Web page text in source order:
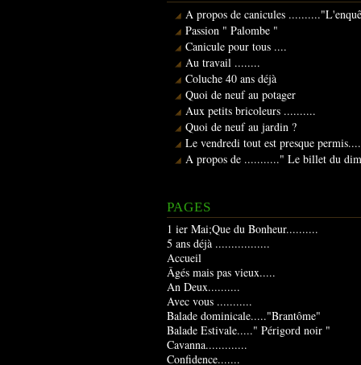
A propos de canicules
Passion " Palombe "
Canicule pour tous ....
Au travail ........
Coluche 40 ans déjà
Quoi de neuf au potager
Aux petits bricoleurs ..........
Quoi de neuf au jardin ?
Le vendredi tout est presque
A propos de ..........." Le billet du
PAGES
1 ier Mai;Que du Bonheur..........
5 ans déjà .................
Accueil
Âgés mais pas vieux.....
An Deux..........
Avec vous ...........
Balade dominicale....."Brantôme"
Balade Estivale....." Périgord noir "
Cavanna.............
Confidence.......